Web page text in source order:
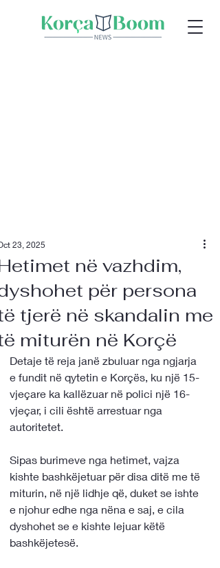
në vazhdim,
për persona
tjerë në skandalin me
miturën në Korçë
23, 2025
Detaje të reja janë zbuluar nga ngjarja
e fundit në qytetin e Korçës, ku një 15-
vjeçare ka kallëzuar në polici një 16-
vjeçar, i cili është arrestuar nga
autoritetet.
Sipas burimeve nga hetimet, vajza
kishte bashkëjetuar për disa ditë me të
miturin, në një lidhje që, duket se ishte
e njohur edhe nga nëna e saj, e cila
dyshohet se e kishte lejuar këtë
bashkëjetesë.